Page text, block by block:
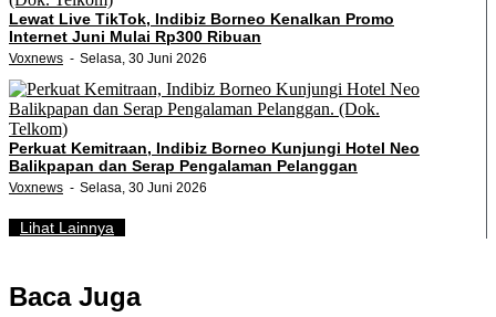
Lewat Live TikTok, Indibiz Borneo Kenalkan Promo
Internet Juni Mulai Rp300 Ribuan
Voxnews Selasa, 30 Juni 2026
Perkuat Kemitraan, Indibiz Borneo Kunjungi Hotel Neo
Balikpapan dan Serap Pengalaman Pelanggan
Voxnews Selasa, 30 Juni 2026
Lihat Lainnya
Baca Juga